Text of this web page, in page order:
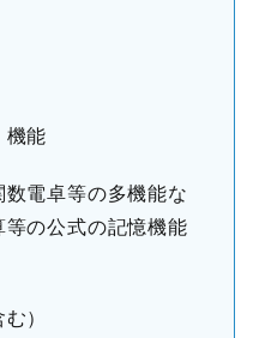
機能
数電卓等の多機能な
の公式の記憶機能
）